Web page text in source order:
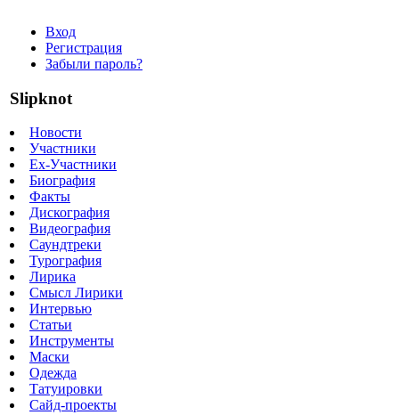
Вход
Регистрация
Забыли пароль?
Slipknot
Новости
Участники
Ex-Участники
Биография
Факты
Дискография
Видеография
Саундтреки
Турография
Лирика
Смысл Лирики
Интервью
Статьи
Инструменты
Маски
Одежда
Татуировки
Сайд-проекты